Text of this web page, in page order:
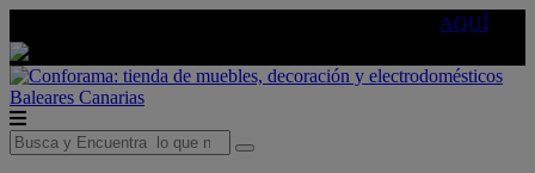
AQUÍ
Baleares Canarias